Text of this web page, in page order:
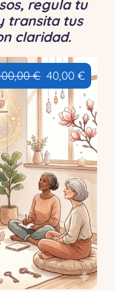
regula tu
transita tus
claridad.
€ 40,00 €